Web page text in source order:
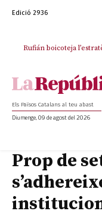
Edició 2936
Rufián boicoteja
Els Països Catalans al teu abast
Diumenge, 09 de agost del 2026
Prop de